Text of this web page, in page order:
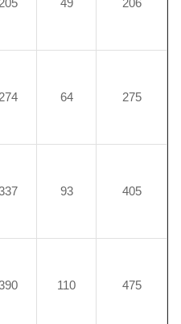
49 206
64 275
93 405
110 475